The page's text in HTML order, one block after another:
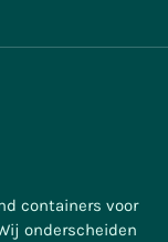
containers voor
onderscheiden